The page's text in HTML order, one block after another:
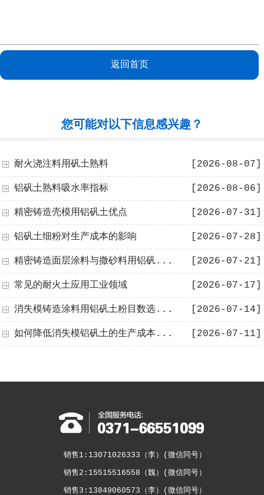
返回首页
您可能对以下信息感兴趣？
[2026-08-07]
耐火浇注料用矾土熟料
[2026-08-06]
铝矾土熟料吸水率指标
[2026-07-31]
精密铸造壳模用铝矾土优点
[2026-07-28]
铝矾土细粉对生产成本的影响
[2026-07-21]
精密铸造面层涂料与撒砂料用铝矾...
[2026-07-17]
常见的耐火土应用工业领域
[2026-07-14]
消失模铸造涂料用铝矾土粉目数选...
[2026-07-11]
如何降低消失模铝矾土的生产成本...
销售1:13071026333（李）(微信同号）
销售2:15515516558（魏）(微信同号）
销售3:13849060573（李）(微信同号）